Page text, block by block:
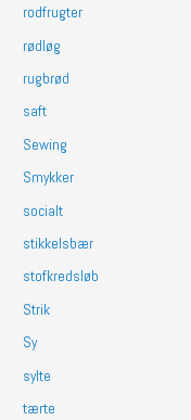
rodfrugter
rødløg
rugbrød
saft
Sewing
Smykker
socialt
stikkelsbær
stofkredsløb
Strik
Sy
sylte
tærte